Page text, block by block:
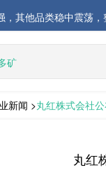
清粉市场价格稳定运行
告
日前3个月的合并财务
赖氨酸硫酸盐
维
生素
料添加剂
新闻 >丸红株式会社
丸红